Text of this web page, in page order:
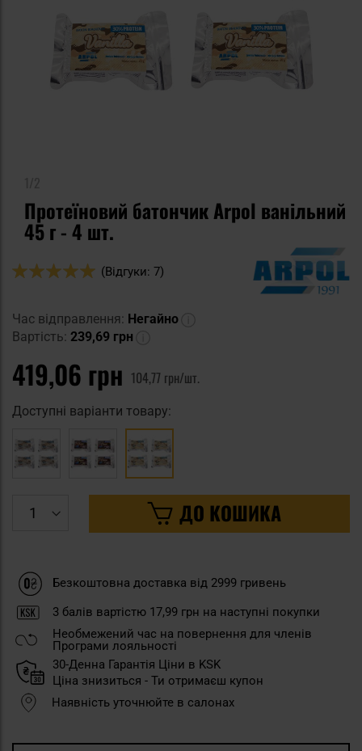
Протеїновий батончик Arpol ванільний
45 г - 4 шт.
Оцінка:
(Відгуки: 7)
Час відправлення: Негайно
Вартість: 239,69 грн
419,06 грн 104,77 грн/шт.
Доступні варіанти товару:
ДО КОШИКА
Безкоштовна доставка від 2999 гривень
3 балів вартістю 17,99 грн на наступні покупки
Необмежений час на повернення для членів
Програми лояльності
30-Денна Гарантія Ціни в KSK
Ціна знизиться - Ти отримаєш купон
Наявність уточнюйте в салонах